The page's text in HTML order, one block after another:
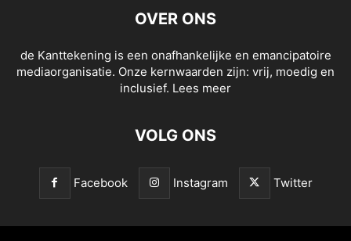
OVER ONS
de Kanttekening is een onafhankelijke en emancipatoire
mediaorganisatie. Onze kernwaarden zijn: vrij, moedig en
inclusief. Lees meer
VOLG ONS
Facebook Instagram Twitter